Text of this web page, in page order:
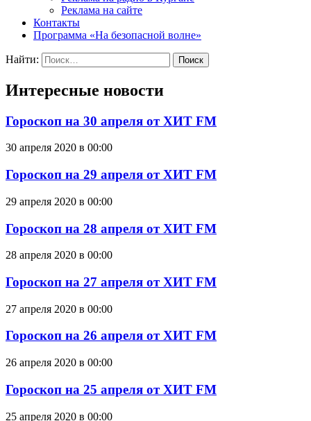
Реклама на сайте
Контакты
Программа «На безопасной волне»
Найти:
Интересные новости
Гороскоп на 30 апреля от ХИТ FM
30 апреля 2020 в 00:00
Гороскоп на 29 апреля от ХИТ FM
29 апреля 2020 в 00:00
Гороскоп на 28 апреля от ХИТ FM
28 апреля 2020 в 00:00
Гороскоп на 27 апреля от ХИТ FM
27 апреля 2020 в 00:00
Гороскоп на 26 апреля от ХИТ FM
26 апреля 2020 в 00:00
Гороскоп на 25 апреля от ХИТ FM
25 апреля 2020 в 00:00